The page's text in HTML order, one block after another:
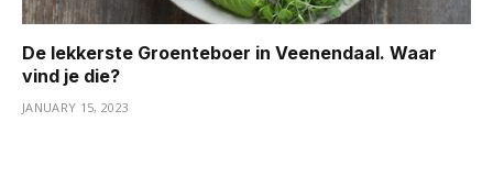
De lekkerste Groenteboer in Veenendaal. Waar
vind je die?
JANUARY 15, 2023